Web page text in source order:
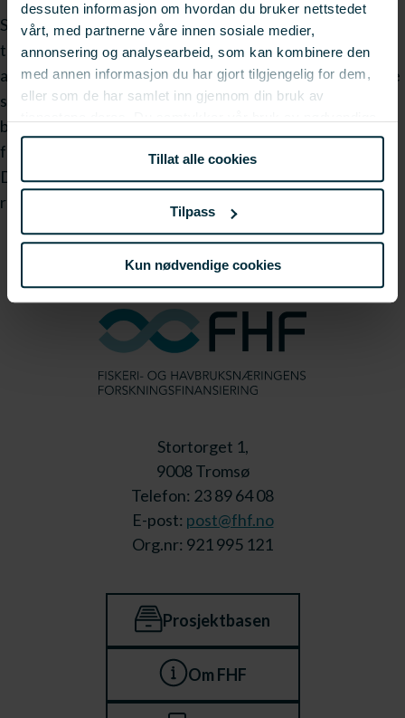
dessuten informasjon om hvordan du bruker nettstedet
vårt, med partnerne våre innen sosiale medier,
annonsering og analysearbeid, som kan kombinere den
med annen informasjon du har gjort tilgjengelig for dem,
eller som de har samlet inn gjennom din bruk av
informasjonskapsler ved å bruke nettstedet vårt.
Tillat alle cookies
Tilpass
Kun nødvendige cookies
Seminaret vil ha fokus rettet på luseskjerming-
tematikken, og målet vil være å øke den felles forståelsen
av hvordan man på best mulig måte framover kan benytte
skjørt og snorkel i kampen mot lusa. Det vil bli deling av
brukererfaringer, men også diskusjoner omkring
fremtidige tiltak.
Det er gratis å delta, men vi har kun 100 plasser så vær
rask for å sikre din plass.
Stortorget 1,
9008 Tromsø
Telefon: 23 89 64 08
E-post: post@fhf.no
Org.nr: 921 995 121
Prosjektbasen
Om FHF